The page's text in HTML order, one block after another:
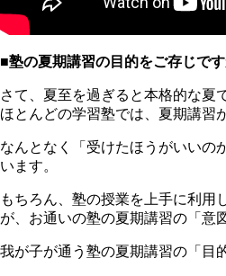
■塾の夏期講習の目的をご存じです
さて、夏至を過ぎると本格的な夏
ほとんどの学習塾では、夏期講習
なんとなく「受けたほうがいいの
います。
もちろん、塾の授業を上手に利用
が、お通いの塾の夏期講習の「意
我が子が通う塾の夏期講習の「目